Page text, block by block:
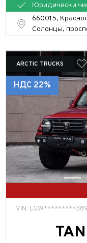
Выберите значение
Коробка передач
Выберите значение
Мощность, л.с.
от
Цвет кузова
Юридически
660015,
Солонцы,
ARCTIC TRUCKS
НДС 22%
VIN: